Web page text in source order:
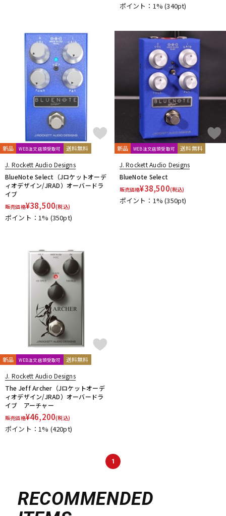
ポイント：1%(340pt)
新品 WEB注文店頭受取可 送料無料
J. Rockett Audio Designs
BlueNote Select（Jロケットオーデ
ィオデザイン/JRAD）オーバードラ
イブ
販売価格¥38,500(税込)
ポイント：1% (350pt)
新品 WEB注文店頭受取可 送料無料
J. Rockett Audio Designs
BlueNote Select
販売価格¥38,500(税込)
ポイント：1%(350pt)
新品 WEB注文店頭受取可 送料無料
J. Rockett Audio Designs
The Jeff Archer（Jロケットオーデ
ィオデザイン/JRAD）オーバードラ
イブ アーチャー
販売価格¥46,200(税込)
ポイント：1% (420pt)
1
RECOMMENDED